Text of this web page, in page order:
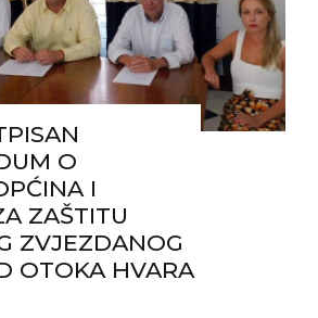
O
I
ZAŠTITU
ZVJEZDANOG
OTOKA HVARA